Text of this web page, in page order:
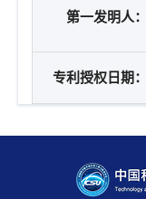
第一发明人：
专利授权日期：